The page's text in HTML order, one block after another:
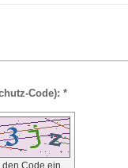
Captcha (Spam-Schutz-Code): *